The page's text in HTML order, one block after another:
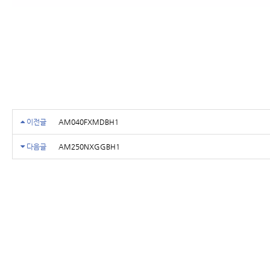
이전글 AM040FXMDBH1
다음글 AM250NXGGBH1